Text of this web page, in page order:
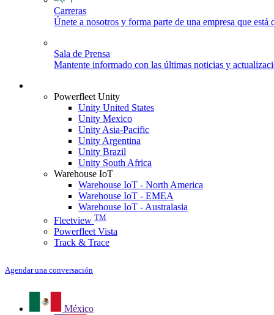
Carreras
Únete a nosotros y forma parte de una empresa que
Sala de Prensa
Mantente informado con las últimas noticias y
Powerfleet Unity
Unity United States
Unity Mexico
Unity Asia-Pacific
Unity Argentina
Unity Brazil
Unity South Africa
Warehouse IoT
Warehouse IoT - North America
Warehouse IoT - EMEA
Warehouse IoT - Australasia
Fleetview TM
Powerfleet Vista
Track & Trace
Agendar una conversación
México